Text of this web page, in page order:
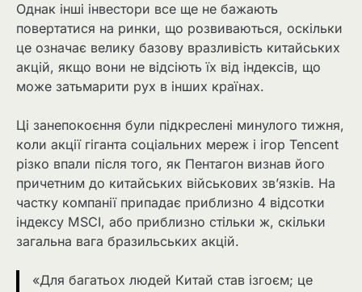
Однак інші інвестори все ще не бажають
повертатися на ринки, що розвиваються, оскільки
це означає велику базову вразливість китайських
акцій, якщо вони не відсіють їх від індексів, що
може затьмарити рух в інших країнах.
Ці занепокоєння були підкреслені минулого тижня,
коли акції гіганта соціальних мереж і ігор Tencent
різко впали після того, як Пентагон визнав його
причетним до китайських військових зв’язків. На
частку компанії припадає приблизно 4 відсотки
індексу MSCI, або приблизно стільки ж, скільки
загальна вага бразильських акцій.
«Для багатьох людей Китай став ізгоєм; це